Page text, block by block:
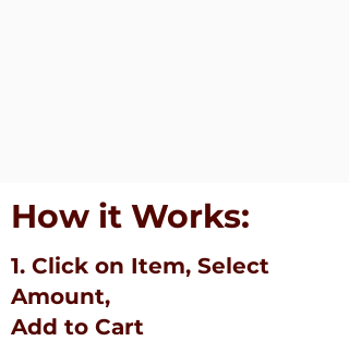
How it Works:
1. Click on Item, Select
Amount,
Add to Cart